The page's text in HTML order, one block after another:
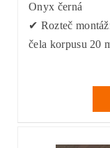
Onyx černá
✔ Rozteč
čela korpusu 20